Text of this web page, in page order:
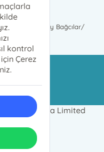
Mahmutbey Bağcılar/
ve Pazarlama Limited
kontrol
Çerez